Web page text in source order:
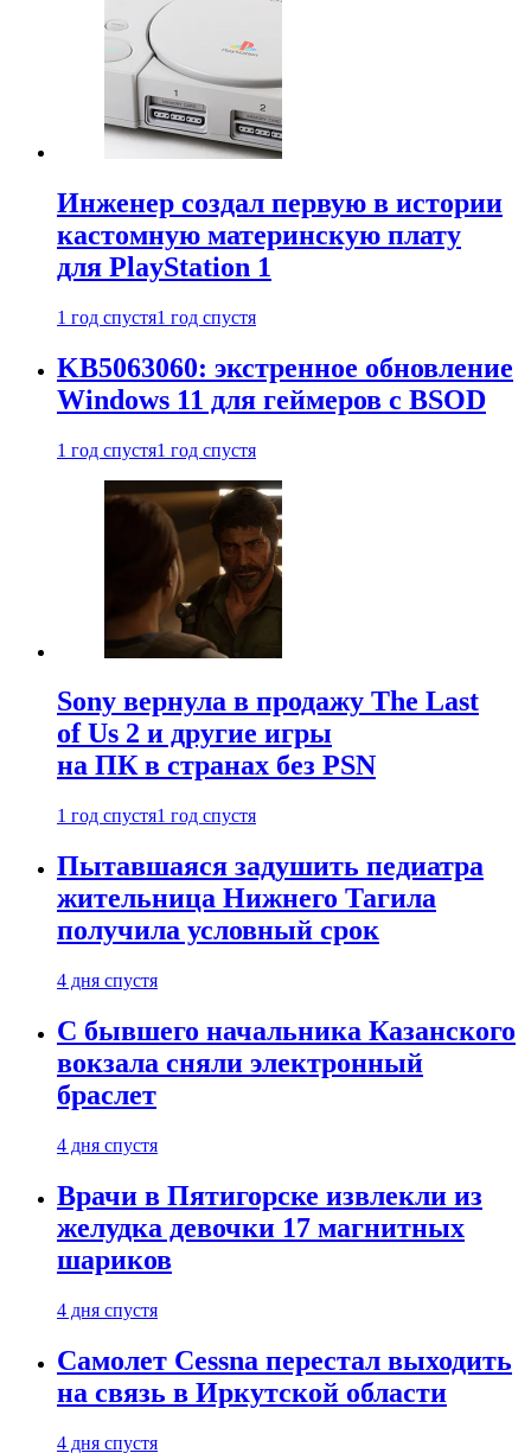
Инженер создал первую в истории
кастомную материнскую плату
для PlayStation 1
1 год спустя1 год спустя
KB5063060: экстренное обновление
Windows 11 для геймеров с BSOD
1 год спустя1 год спустя
Sony вернула в продажу The Last
of Us 2 и другие игры
на ПК в странах без PSN
1 год спустя1 год спустя
Пытавшаяся задушить педиатра
жительница Нижнего Тагила
получила условный срок
4 дня спустя
С бывшего начальника Казанского
вокзала сняли электронный
браслет
4 дня спустя
Врачи в Пятигорске извлекли из
желудка девочки 17 магнитных
шариков
4 дня спустя
Самолет Cessna перестал выходить
на связь в Иркутской области
4 дня спустя